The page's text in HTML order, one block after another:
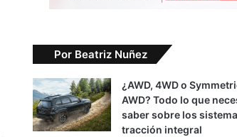
Por Beatriz Nuñez
¿AWD, 4WD o
AWD? Todo lo que
saber sobre los
tracción integral